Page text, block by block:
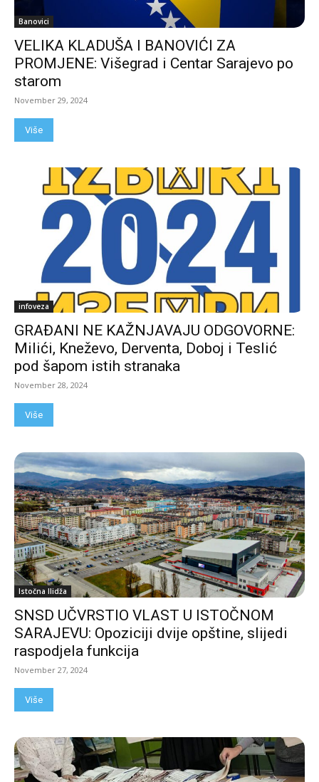
Banovici
VELIKA KLADUŠA I BANOVIĆI ZA
PROMJENE: Višegrad i Centar Sarajevo po
starom
November 29, 2024
Više
infoveza
GRAĐANI NE KAŽNJAVAJU ODGOVORNE:
Milići, Kneževo, Derventa, Doboj i Teslić
pod šapom istih stranaka
November 28, 2024
Više
Istočna Ilidža
SNSD UČVRSTIO VLAST U ISTOČNOM
SARAJEVU: Opoziciji dvije opštine, slijedi
raspodjela funkcija
November 27, 2024
Više